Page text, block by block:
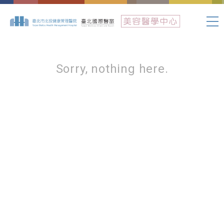
Sorry, nothing here.